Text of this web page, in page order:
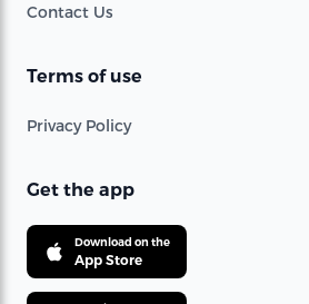
Contact Us
Terms of use
Privacy Policy
Get the app
Download on the
App Store